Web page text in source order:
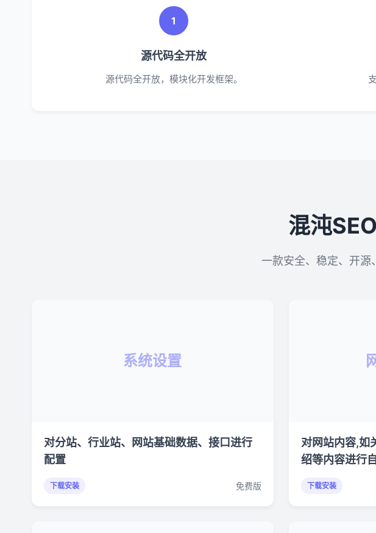
1
源代码全开放
源代码全开放，模块化开发框架。
混沌
一款安全、稳定、开源
系统设置
对分站、行业站、网站基础数据、接口进行
配置
下载安装 免费版
对网站内容,如
绍等内容进行
下载安装